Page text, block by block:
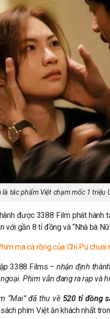
là tác phẩm Việt chạm mốc 1 triệu
được 3388 Film phát hành
với gần 8 tỉ đồng và “Nhà bà
ma cà rồng của Chi Pu chưa
3388 Films –nhận định
Phim vẫn đang ra rạp và
“Mai” đã thu về 520 tỉ đồng
phim Việt ăn khách nhất